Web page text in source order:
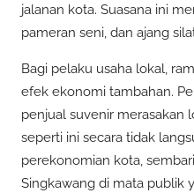
jalanan kota. Suasana ini
pameran seni, dan ajang
Bagi pelaku usaha lokal,
efek ekonomi tambahan.
penjual suvenir merasakan
seperti ini secara tidak
perekonomian kota,
Singkawang di mata publik